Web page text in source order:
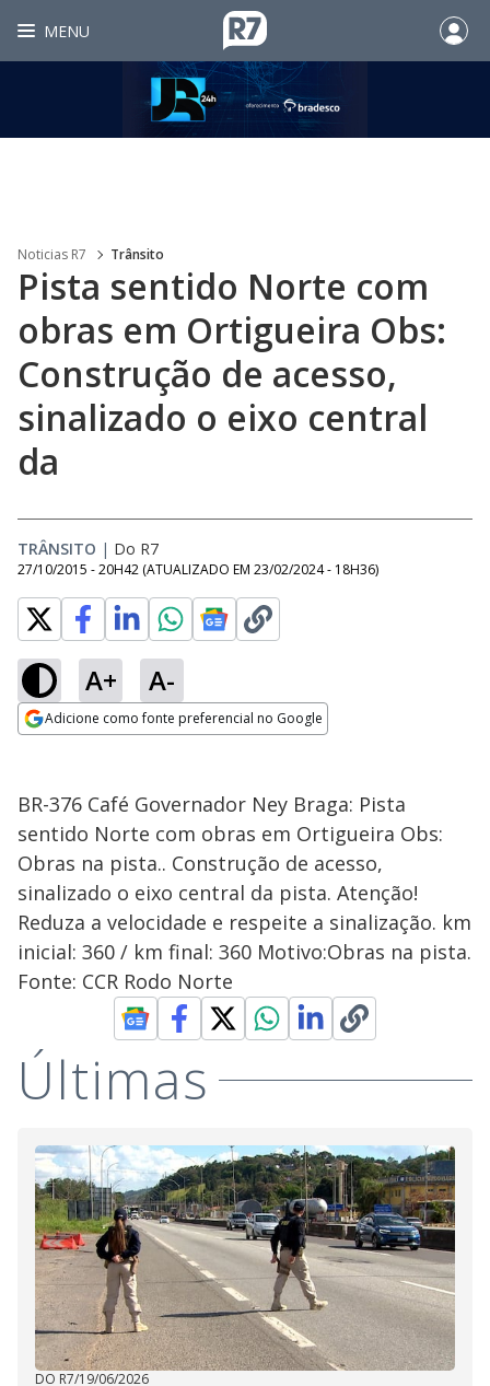
MENU
Noticias R7 Trânsito
Pista sentido Norte com
obras em Ortigueira Obs:
Construção de acesso,
sinalizado o eixo central
da
TRÂNSITO | Do R7
27/10/2015 - 20H42 (ATUALIZADO EM 23/02/2024 - 18H36)
A+ A-
Adicione como fonte preferencial no Google
BR-376 Café Governador Ney Braga: Pista
sentido Norte com obras em Ortigueira Obs:
Obras na pista.. Construção de acesso,
sinalizado o eixo central da pista. Atenção!
Reduza a velocidade e respeite a sinalização. km
inicial: 360 / km final: 360 Motivo:Obras na pista.
Fonte: CCR Rodo Norte
Últimas
DO R7/19/06/2026